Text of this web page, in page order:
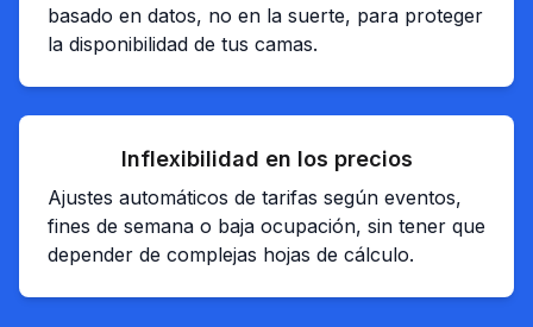
basado en datos, no en la suerte, para proteger
la disponibilidad de tus camas.
Inflexibilidad en los precios
Ajustes automáticos de tarifas según eventos,
fines de semana o baja ocupación, sin tener que
depender de complejas hojas de cálculo.